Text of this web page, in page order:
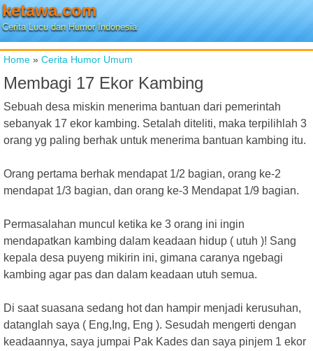
ketawa.com
Cerita Lucu dan Humor Indonesia
Home » Cerita Humor Umum
Membagi 17 Ekor Kambing
Sebuah desa miskin menerima bantuan dari pemerintah
sebanyak 17 ekor kambing. Setalah diteliti, maka terpilihlah 3
orang yg paling berhak untuk menerima bantuan kambing itu.
Orang pertama berhak mendapat 1/2 bagian, orang ke-2
mendapat 1/3 bagian, dan orang ke-3 Mendapat 1/9 bagian.
Permasalahan muncul ketika ke 3 orang ini ingin
mendapatkan kambing dalam keadaan hidup ( utuh )! Sang
kepala desa puyeng mikirin ini, gimana caranya ngebagi
kambing agar pas dan dalam keadaan utuh semua.
Di saat suasana sedang hot dan hampir menjadi kerusuhan,
datanglah saya ( Eng,Ing, Eng ). Sesudah mengerti dengan
keadaannya, saya jumpai Pak Kades dan saya pinjem 1 ekor